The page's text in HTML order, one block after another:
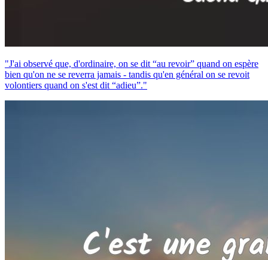
"J'ai observé que, d'ordinaire, on se dit “au revoir” quand on espère
bien qu'on ne se reverra jamais - tandis qu'en général on se revoit
volontiers quand on s'est dit “adieu”."